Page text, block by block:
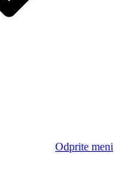
Odprite meni